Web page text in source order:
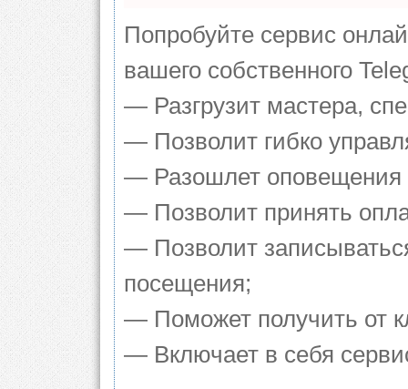
Попробуйте сервис
вашего собственного
— Разгрузит мастера,
— Позволит гибко
— Разошлет оповещения
— Позволит принять
— Позволит
посещения;
— Поможет получить от
— Включает в себя